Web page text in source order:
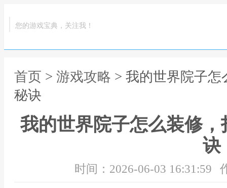
您的游戏宝典，关注我！
首页 > 游戏攻略 > 我的世界院子
秘诀
我的世界院子怎么装修
诀
时间：2026-06-03 16:31:59